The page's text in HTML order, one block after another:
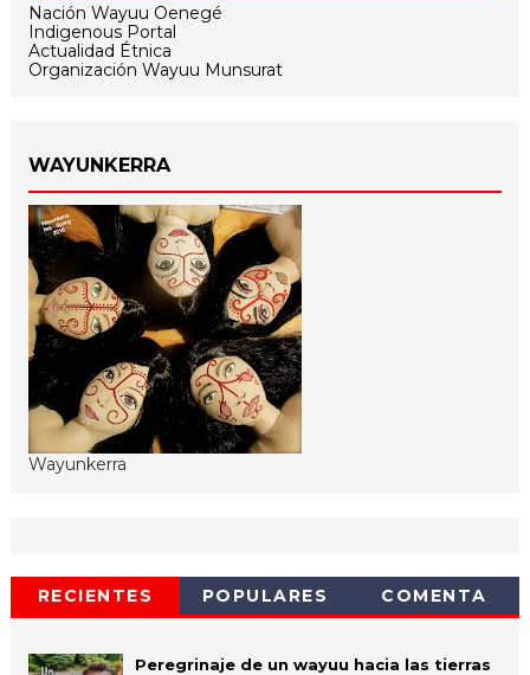
Nación Wayuu Oenegé
Indigenous Portal
Actualidad Étnica
Organización Wayuu Munsurat
WAYUNKERRA
Wayunkerra
RECIENTES POPULARES COMENTA
Peregrinaje de un wayuu hacia las tierras